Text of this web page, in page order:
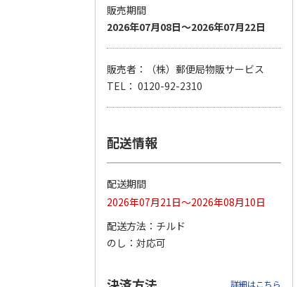
【グリーティング切
円…
販売期間
2026年07月08日～2026年07月22日
販売者：（株）郵便局物販サービス
TEL： 0120-92-2310
配送情報
配送期間
2026年07月21日～2026年08月10日
配送方法
チルド
のし
対応可
詳細はこちら